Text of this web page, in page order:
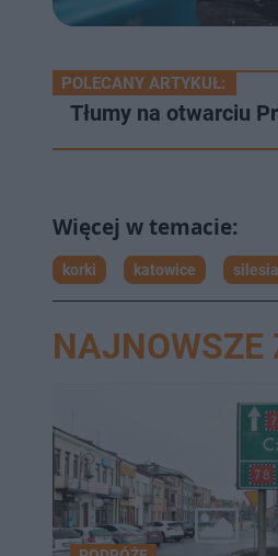
POLECANY ARTYKUŁ:
Tłumy na otwarciu
korki katowice
NAJNOWSZE